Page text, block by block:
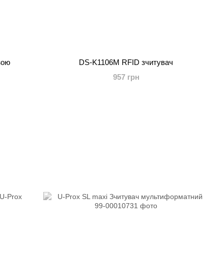
DS-K1106M RFID зчитувач
957 грн